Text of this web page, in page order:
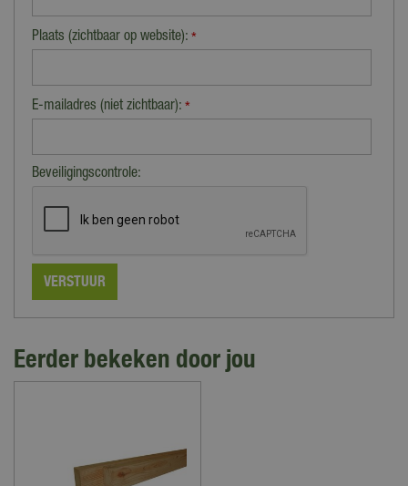
Plaats (zichtbaar op website): *
E-mailadres (niet zichtbaar): *
Beveiligingscontrole:
Eerder bekeken door jou